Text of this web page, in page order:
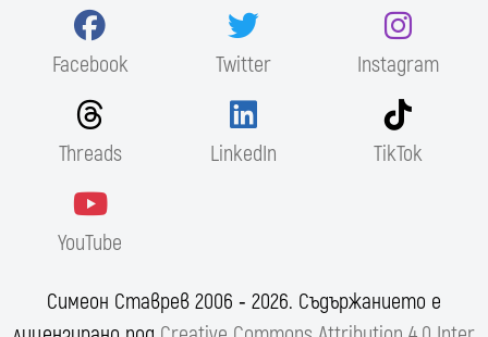
Facebook Twitter Instagram
Threads LinkedIn TikTok
YouTube
Симеон Ставрев 2006 ‐ 2026. Съдържанието е